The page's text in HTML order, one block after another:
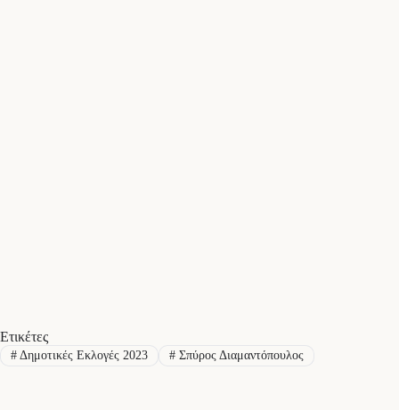
Ετικέτες
#Δημοτικές Εκλογές 2023 #Σπύρος Διαμαντόπουλος